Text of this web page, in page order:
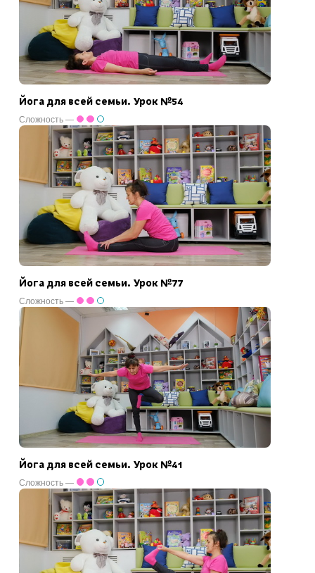
Йога для всей семьи. Урок №54
Сложность —
Йога для всей семьи. Урок №77
Сложность —
Йога для всей семьи. Урок №41
Сложность —